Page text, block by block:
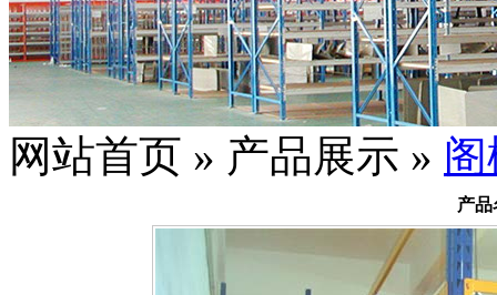
网站首页 » 产品展示 »
产品